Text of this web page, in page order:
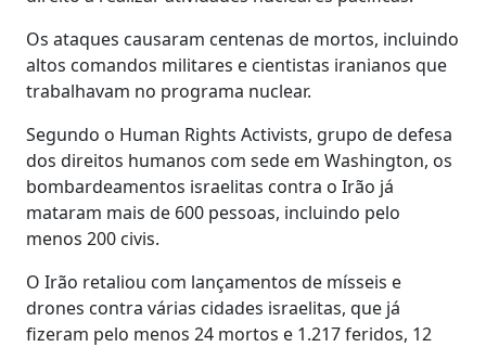
Os ataques causaram centenas de mortos, incluindo
altos comandos militares e cientistas iranianos que
trabalhavam no programa nuclear.
Segundo o Human Rights Activists, grupo de defesa
dos direitos humanos com sede em Washington, os
bombardeamentos israelitas contra o Irão já
mataram mais de 600 pessoas, incluindo pelo
menos 200 civis.
O Irão retaliou com lançamentos de mísseis e
drones contra várias cidades israelitas, que já
fizeram pelo menos 24 mortos e 1.217 feridos, 12